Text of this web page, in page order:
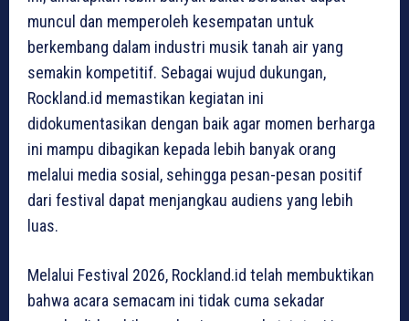
muncul dan memperoleh kesempatan untuk
berkembang dalam industri musik tanah air yang
semakin kompetitif. Sebagai wujud dukungan,
Rockland.id memastikan kegiatan ini
didokumentasikan dengan baik agar momen berharga
ini mampu dibagikan kepada lebih banyak orang
melalui media sosial, sehingga pesan-pesan positif
dari festival dapat menjangkau audiens yang lebih
luas.
Melalui Festival 2026, Rockland.id telah membuktikan
bahwa acara semacam ini tidak cuma sekadar